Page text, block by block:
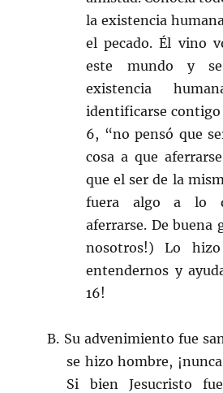
la existencia
el pecado. Él vino
este mundo y
existencia
identificarse contigo
6, “no pensó que
cosa a que
que el ser de la
fuera algo a lo
aferrarse. De buena
nosotros!) Lo hizo
entendernos y
16!
B. Su advenimiento fue
se hizo hombre,
Si bien Jesucristo